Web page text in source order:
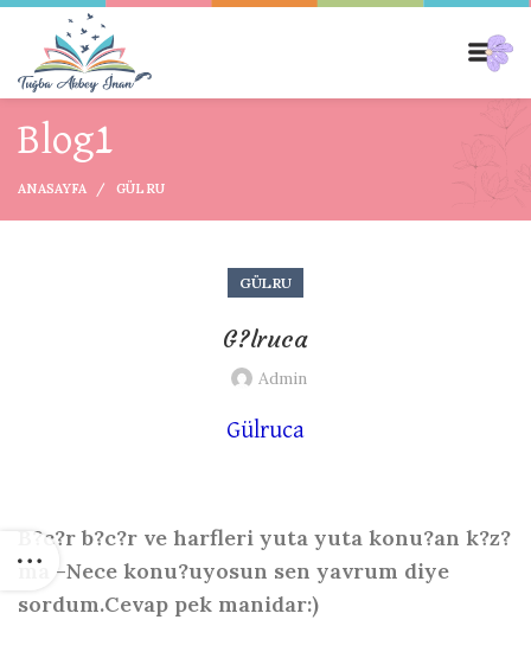
Blog1
ANASAYFA GÜLRU
GÜLRU
G?lruca
Admin
Gülruca
B?c?r b?c?r ve harfleri yuta yuta konu?an k?z?
ma -Nece konu?uyosun sen yavrum diye
sordum.Cevap pek manidar:)